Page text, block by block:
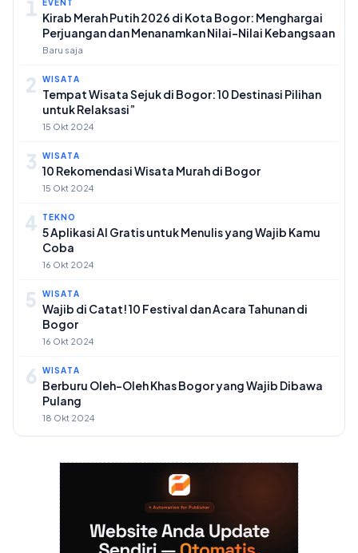
1 EVENT
Kirab Merah Putih 2026 di Kota Bogor: Menghargai
Perjuangan dan Menanamkan Nilai-Nilai Kebangsaan
Baru saja
2 WISATA
Tempat Wisata Sejuk di Bogor: 10 Destinasi Pilihan
untuk Relaksasi”
15 Okt 2024
3 WISATA
10 Rekomendasi Wisata Murah di Bogor
15 Okt 2024
4 TEKNO
5 Aplikasi AI Gratis untuk Menulis yang Wajib Kamu
Coba
16 Okt 2024
5 WISATA
Wajib di Catat! 10 Festival dan Acara Tahunan di
Bogor
16 Okt 2024
6 WISATA
Berburu Oleh-Oleh Khas Bogor yang Wajib Dibawa
Pulang
18 Okt 2024